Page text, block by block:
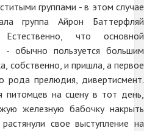
группами - в этом случае
группа Айрон Баттерфляй
что основной
- обычно пользуется большим
собственно, и пришла, а первое
рода прелюдия, дивертисмент.
питомцев на сцену в тот день,
железную бабочку накрыть
свое выступление на